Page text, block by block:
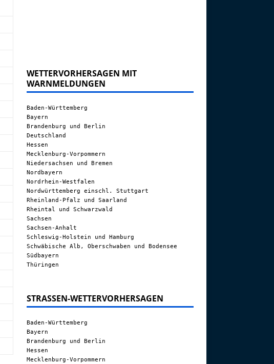
WETTERVORHERSAGEN MIT
WARNMELDUNGEN
Baden-Württemberg
Bayern
Brandenburg und Berlin
Deutschland
Hessen
Mecklenburg-Vorpommern
Niedersachsen und Bremen
Nordbayern
Nordrhein-Westfalen
Nordwürttemberg einschl. Stuttgart
Rheinland-Pfalz und Saarland
Rheintal und Schwarzwald
Sachsen
Sachsen-Anhalt
Schleswig-Holstein und Hamburg
Schwäbische Alb, Oberschwaben und Bodensee
Südbayern
Thüringen
STRASSEN-WETTERVORHERSAGEN
Baden-Württemberg
Bayern
Brandenburg und Berlin
Hessen
Mecklenburg-Vorpommern